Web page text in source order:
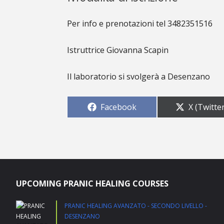
Per info e prenotazioni tel 3482351516
Istruttrice Giovanna Scapin
Il laboratorio si svolgerà a Desenzano
Share
Facebook Share
on
X
UPCOMING PRANIC HEALING COURSES
PRANIC HEALING AVANZATO - SECONDO LIVELLO -
DESENZANO